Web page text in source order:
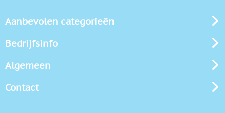
Aanbevolen categorieën
Bedrijfsinfo
Algemeen
Contact